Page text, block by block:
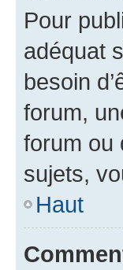
Pour
adéquat
besoin
forum,
forum ou
sujets,
Haut